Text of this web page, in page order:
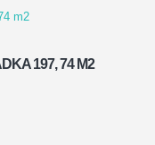
197, 74 M2